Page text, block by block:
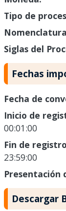
Tipo de
Siglas del
Fechas
Fecha de
Inicio de
00:01:00
Fin de
23:59:00
Presentación
Descargar